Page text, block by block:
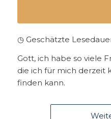
◷ Geschätzte
Gott, ich habe so viele
die ich für mich derzeit
finden kann.